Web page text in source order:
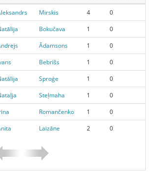
Mirskis 4
0
Bokučava 1
0
Ādamsons 1
0
Bebrišs 1
0
Sproģe 1
0
Steļmaha 1
0
Romančenko 1
0
Laizāne 2 0